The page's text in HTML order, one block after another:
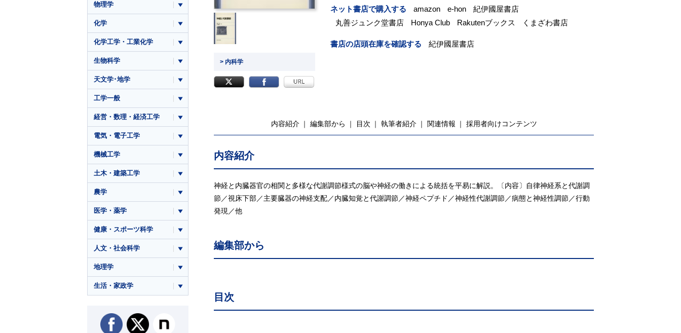
> 内科学
ネット書店で購入する amazon e-hon
紀伊國屋書店
丸善ジュンク堂書店
Honya Club Rakutenブックス くまざわ書店
書店の店頭在庫を確認する 紀伊國屋書店
内容紹介 編集部から 目次 執筆者紹介 関連情報 採用者向けコンテンツ
内容紹介
神経と内臓器官の相関と多様な代謝調節様式の脳や神経の働きによる統括を平易に解説。〔内容〕自律神経系と代謝調
節／視床下部／主要臓器の神経支配／内臓知覚と代謝調節／神経ペプチド／神経性代謝調節／病態と神経性調節／行動
発現／他
編集部から
目次
物理学
化学
化学工学・工業化学
生物科学
天文学･地学
工学一般
経営・数理・経済工学
電気・電子工学
機械工学
土木・建築工学
農学
医学・薬学
健康・スポーツ科学
人文・社会科学
地理学
生活・家政学